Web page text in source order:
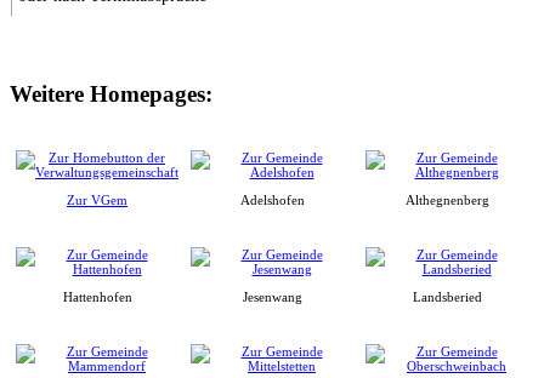
Weitere Homepages:
Zur VGem Adelshofen Althegnenberg
Hattenhofen Jesenwang Landsberied